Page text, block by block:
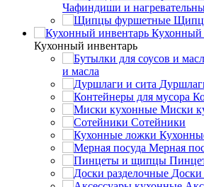
Чафиндиши и
Кухонный
Кухонный инвентарь
и масла
Миски
Сотейники
Мерная
Доски